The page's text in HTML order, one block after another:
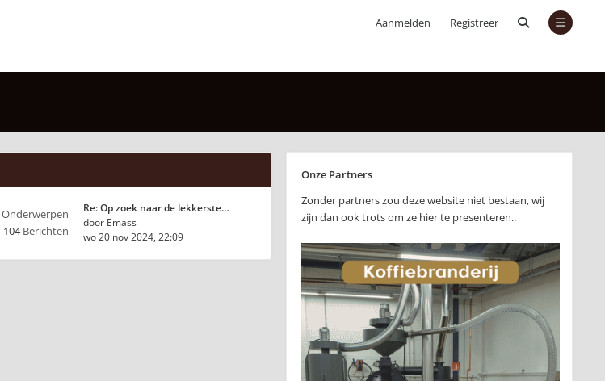
Aanmelden Registreer
Onderwerpen
104Berichten
Re: Op zoek naar de lekkerste…
door Emass
wo 20 nov 2024, 22:09
Onze Partners
Zonder partners zou deze website niet bestaan, wij
zijn dan ook trots om ze hier te presenteren..